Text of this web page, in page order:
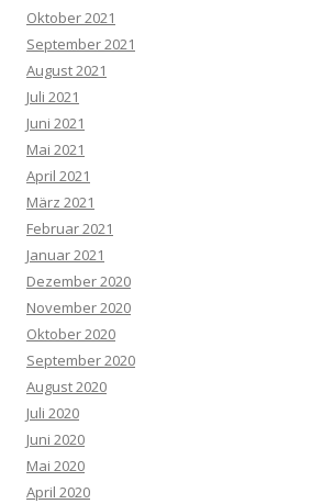
Oktober 2021
September 2021
August 2021
Juli 2021
Juni 2021
Mai 2021
April 2021
März 2021
Februar 2021
Januar 2021
Dezember 2020
November 2020
Oktober 2020
September 2020
August 2020
Juli 2020
Juni 2020
Mai 2020
April 2020